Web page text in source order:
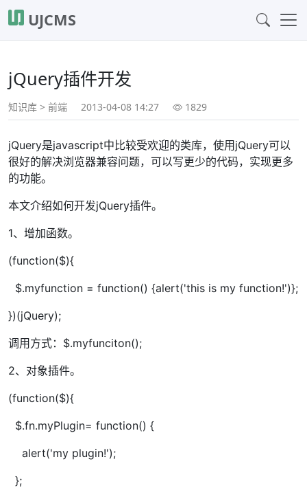
UJCMS
jQuery插件开发
知识库 > 前端 2013-04-08 14:27 1829
jQuery是javascript中比较受欢迎的类库，使用jQuery可以
很好的解决浏览器兼容问题，可以写更少的代码，实现更多
的功能。
本文介绍如何开发jQuery插件。
1、增加函数。
(function($){
$.myfunction = function() {alert('this is my function!')};
})(jQuery);
调用方式：$.myfunciton();
2、对象插件。
(function($){
$.fn.myPlugin= function() {
alert('my plugin!');
};